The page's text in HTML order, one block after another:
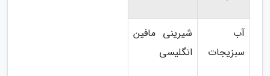
آب
سبزیجات
شیرینی مافین
انگلیسی